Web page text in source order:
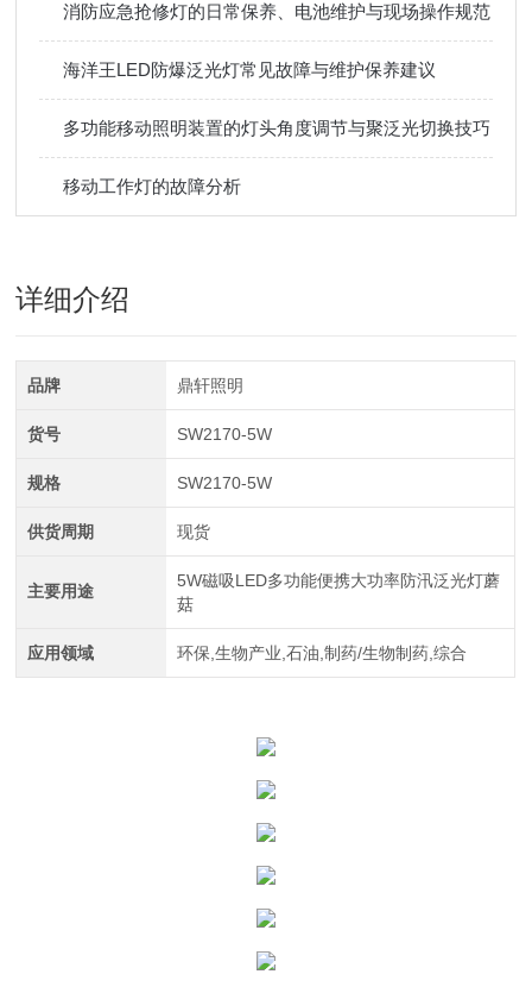
消防应急抢修灯的日常保养、电池维护与现场操作规范
海洋王LED防爆泛光灯常见故障与维护保养建议
多功能移动照明装置的灯头角度调节与聚泛光切换技巧
移动工作灯的故障分析
详细介绍
品牌 鼎轩照明
货号 SW2170-5W
规格 SW2170-5W
供货周期 现货
主要用途
5W磁吸LED多功能便携大功率防汛泛光灯蘑
菇
应用领域 环保,生物产业,石油,制药/生物制药,综合